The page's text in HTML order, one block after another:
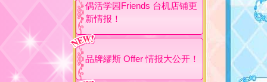
偶活学园Friends 台机店铺更
新情报！
品牌繆斯 Offer 情报大公开！